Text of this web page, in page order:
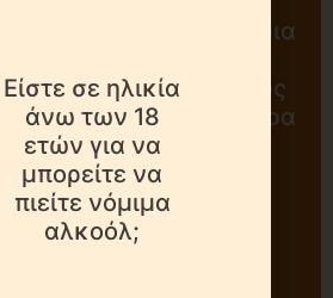
περιλαμβάνει μια
σε γεύσεις και στυλ.
lager και ale έως
ποικιλίες, η κάθε μπύρα
ξεχωριστή γεύση και
της τρόπο
ΠΕΡΙΣΣΟΤΕΡΑ
Είστε σε ηλικία
άνω των 18
ετών για να
μπορείτε να
πιείτε νόμιμα
αλκοόλ;